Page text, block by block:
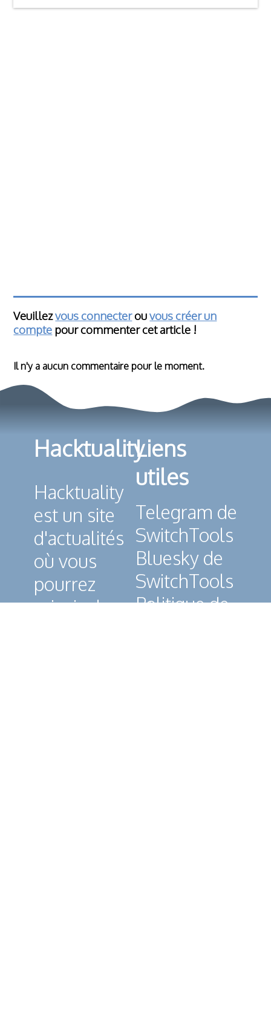
Veuillezvous connecterouvous créer un
compte pour commenter cet article !
Il n'y a aucun commentaire pour le moment.
Hacktuality
Hacktuality
est un site
d'actualités
où vous
pourrez
principalement
Liens
utiles
Telegram de
SwitchTools
Bluesky de
SwitchTools
Politique de